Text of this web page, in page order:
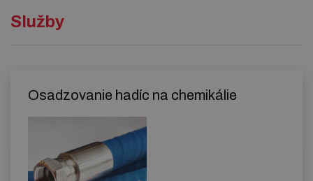
Služby
Osadzovanie hadíc na chemikálie